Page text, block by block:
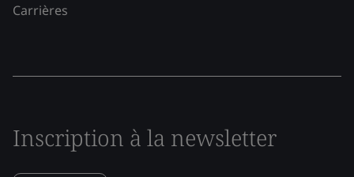
Carrières
Inscription à la newsletter